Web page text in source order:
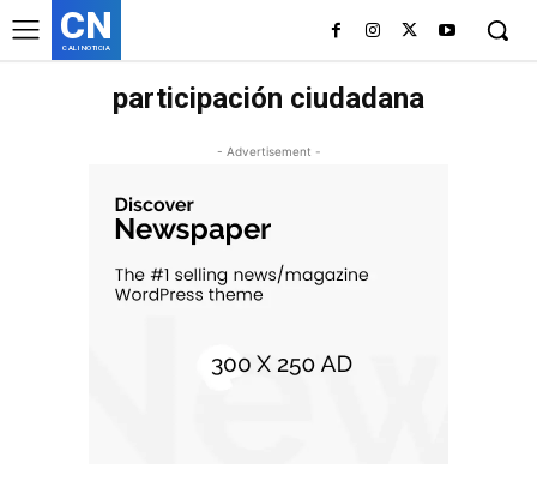
CN
CALI NOTICIA
participación ciudadana
- Advertisement -